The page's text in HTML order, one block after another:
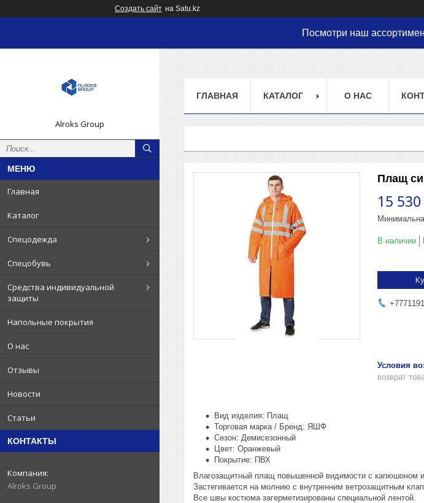
Создать сайт на Satu.kz
Посмотри наш
Alroks Group
Главная
Каталог
Спецодежда
Спецобувь
Средства индивидуальной
защиты
Напольные покрытия
О нас
Отзывы
Новости
Статьи
КОНТАКТЫ
Alroks Group
ГЛАВНАЯ КАТАЛОГ О НАС
Плащ
15
В наличии
возврат
Вид изделия: Плащ
Торговая марка / Бренд: ЯШФ
Сезон: Демисезонный
Цвет: Оранжевый
Покрытие: ПВХ
Влагозащитный плащ повышенной видимости с капюшоном
Застегивается на молнию с внутренним ветрозащитным
Все швы костюма загерметизированы специальной лентой.